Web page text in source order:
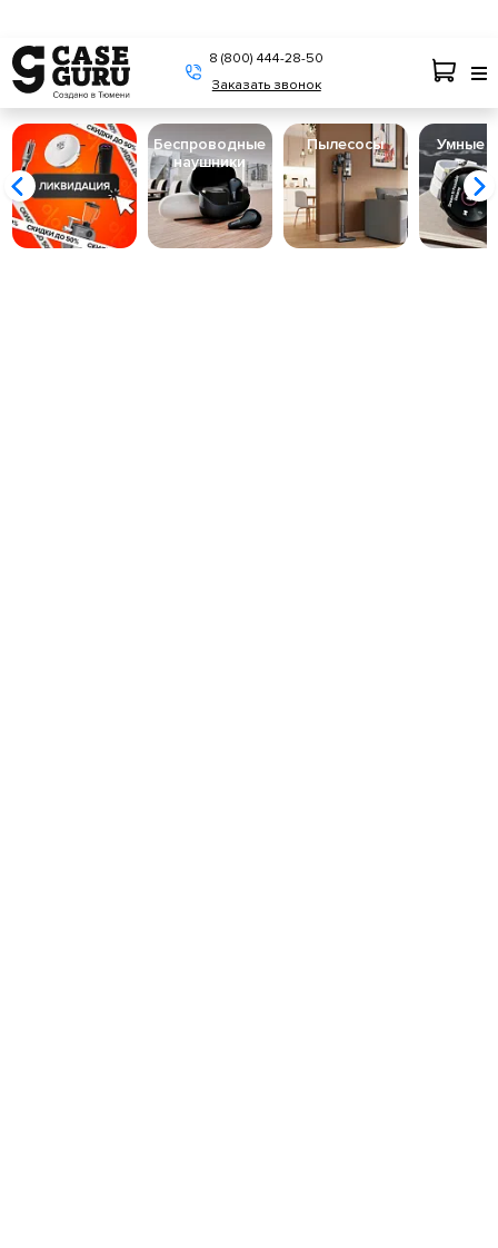
8 (800) 444-28-50
Заказать звонок
Беспроводные
наушники
Пылесосы Умные